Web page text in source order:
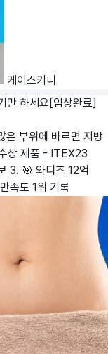
케이스키니
만 하세요[임상완료]
은 부위에 바르면 지방
상 제품 - ITEX23
3. 🎯 와디즈 12억
족도 1위 기록